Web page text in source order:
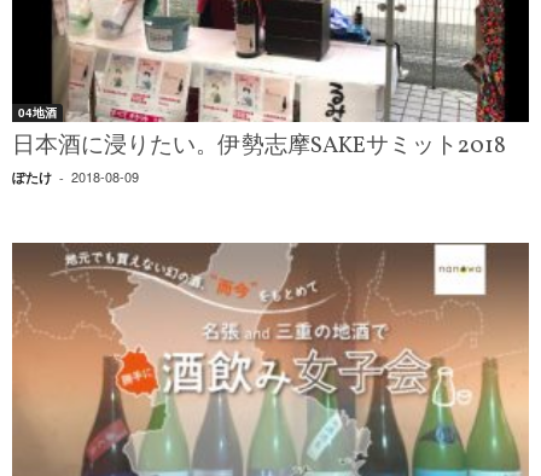
04地酒
日本酒に浸りたい。伊勢志摩SAKEサミット2018
ぽたけ - 2018-08-09